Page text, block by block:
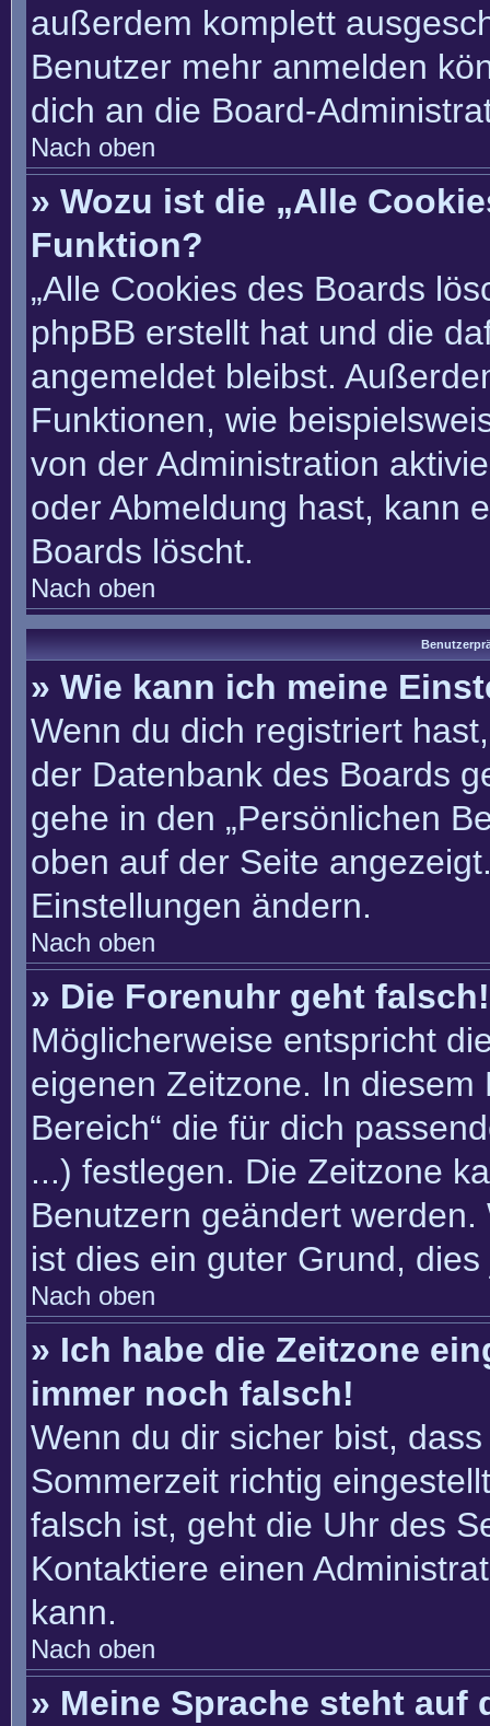
außerdem komplett
Benutzer mehr anmelden
dich an die Board-
Nach oben
» Wozu ist die „Alle
Funktion?
„Alle Cookies des Boards
phpBB erstellt hat und die
angemeldet bleibst.
Funktionen, wie
von der Administration
oder Abmeldung hast, kann
Boards löscht.
Nach oben
» Wie kann ich meine
Wenn du dich registriert
der Datenbank des Boards
gehe in den „Persönlichen
oben auf der Seite
Einstellungen ändern.
Nach oben
» Die Forenuhr geht falsch!
Möglicherweise entspricht
eigenen Zeitzone. In diesem
Bereich“ die für dich
...) festlegen. Die Zeitzone
Benutzern geändert
ist dies ein guter Grund,
Nach oben
» Ich habe die Zeitzone
immer noch falsch!
Wenn du dir sicher bist,
Sommerzeit richtig
falsch ist, geht die Uhr des
Kontaktiere einen
kann.
Nach oben
» Meine Sprache steht